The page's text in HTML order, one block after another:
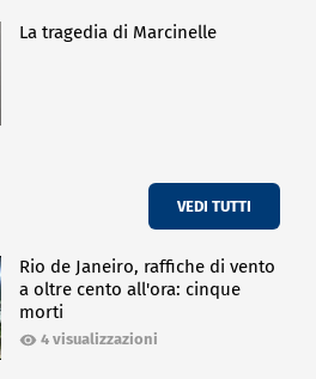
La tragedia di Marcinelle
VEDI TUTTI
Rio de Janeiro, raffiche di vento
a oltre cento all'ora: cinque
morti
4 visualizzazioni